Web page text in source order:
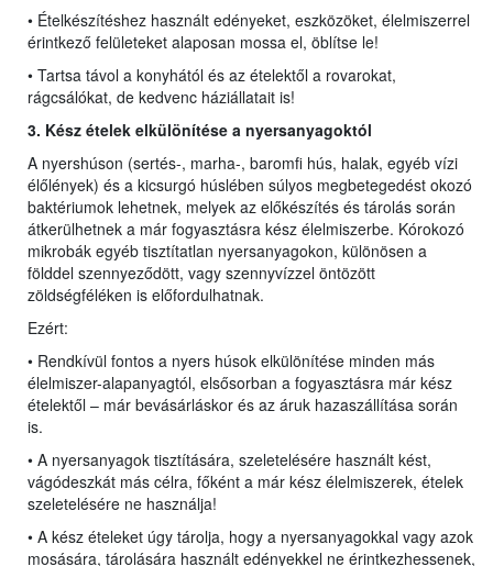
• Ételkészítéshez használt edényeket, eszközöket, élelmiszerrel
érintkező felületeket alaposan mossa el, öblítse le!
• Tartsa távol a konyhától és az ételektől a rovarokat,
rágcsálókat, de kedvenc háziállatait is!
3. Kész ételek elkülönítése a nyersanyagoktól
A nyershúson (sertés-, marha-, baromfi hús, halak, egyéb vízi
élőlények) és a kicsurgó húslében súlyos megbetegedést okozó
baktériumok lehetnek, melyek az előkészítés és tárolás során
átkerülhetnek a már fogyasztásra kész élelmiszerbe. Kórokozó
mikrobák egyéb tisztítatlan nyersanyagokon, különösen a
földdel szennyeződött, vagy szennyvízzel öntözött
zöldségféléken is előfordulhatnak.
Ezért:
• Rendkívül fontos a nyers húsok elkülönítése minden más
élelmiszer-alapanyagtól, elsősorban a fogyasztásra már kész
ételektől – már bevásárláskor és az áruk hazaszállítása során
is.
• A nyersanyagok tisztítására, szeletelésére használt kést,
vágódeszkát más célra, főként a már kész élelmiszerek, ételek
szeletelésére ne használja!
• A kész ételeket úgy tárolja, hogy a nyersanyagokkal vagy azok
mosására, tárolására használt edényekkel ne érintkezhessenek,